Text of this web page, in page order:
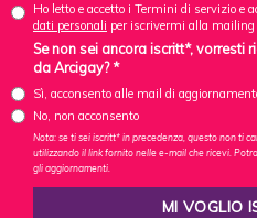
Ho letto e accetto i Termini di servizio e
dati personali per iscrivermi alla
Se non sei ancora iscritt*, vorresti
da Arcigay? *
Sì, acconsento alle mail di
No, non acconsento
Nota: se ti sei iscritt* in precedenza, questo non ti
utilizzando il link fornito nelle e-mail che ricevi.
gli aggiornamenti.